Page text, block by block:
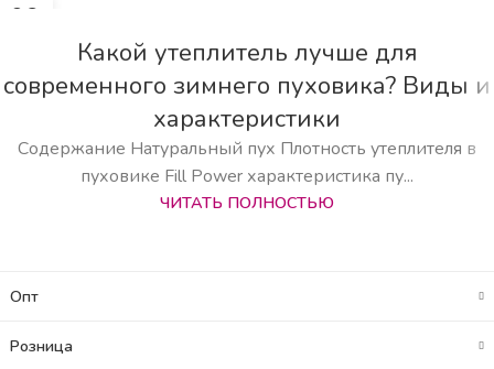
06
Какой утеплитель лучше для
современного зимнего пуховика? Виды и
характеристики
Содержание Натуральный пух Плотность утеплителя в
пуховике Fill Power характеристика пу...
ЧИТАТЬ ПОЛНОСТЬЮ
Опт
Розница